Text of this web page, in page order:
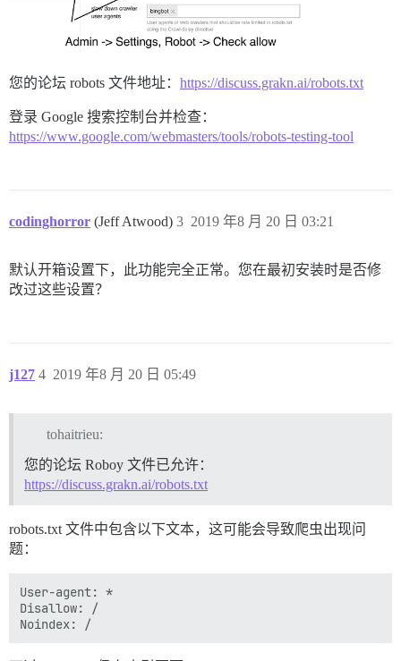
您的论坛 robots 文件地址： https://discuss.grakn.ai/robots.txt
登录 Google 搜索控制台并检查：
https://www.google.com/webmasters/tools/robots-testing-tool
codinghorror (Jeff Atwood) 2019 年8 月 20 日 03:21
3
默认开箱设置下，此功能完全正常。您在最初安装时是否修
改过这些设置？
j127 2019 年8 月 20 日 05:49
4
tohaitrieu:
您的论坛 Roboy 文件已允许：
https://discuss.grakn.ai/robots.txt
robots.txt 文件中包含以下文本，这可能会导致爬虫出现问
题：
User-agent: *
Disallow: /